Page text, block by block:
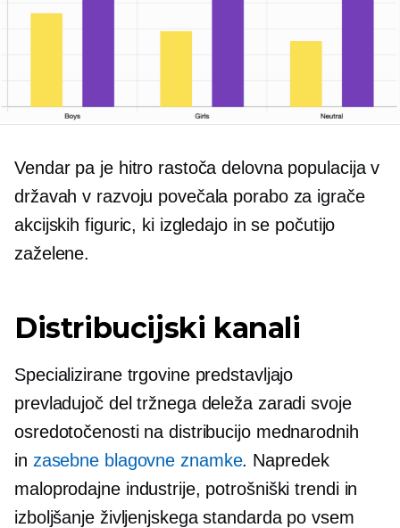
Vendar pa je hitro rastoča delovna populacija v
državah v razvoju povečala porabo za igrače
akcijskih figuric, ki izgledajo in se počutijo
zaželene.
Distribucijski kanali
Specializirane trgovine predstavljajo
prevladujoč del tržnega deleža zaradi svoje
osredotočenosti na distribucijo mednarodnih
in zasebne blagovne znamke. Napredek
maloprodajne industrije, potrošniški trendi in
izboljšanje življenjskega standarda po vsem